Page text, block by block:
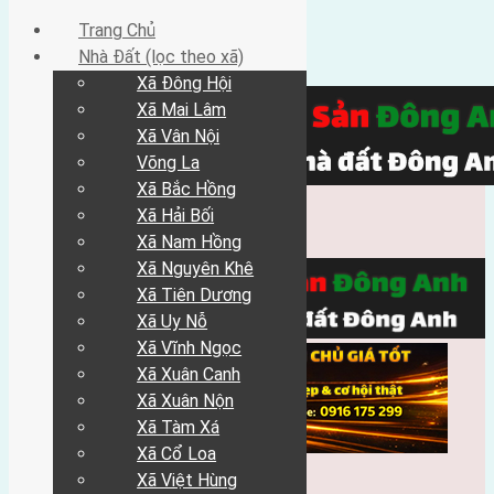
Trang Chủ
Trang Chủ
Nhà Đất (lọc theo xã)
Xã Đông Hội
Xã Mai Lâm
Xã Vân Nội
Võng La
Xã Bắc Hồng
Xã Hải Bối
Xã Nam Hồng
Xã Nguyên Khê
Xã Tiên Dương
Xã Uy Nỗ
Xã Vĩnh Ngọc
Xã Xuân Canh
Xã Xuân Nộn
Xã Tàm Xá
Xã Cổ Loa
Xã Việt Hùng